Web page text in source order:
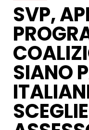
SVP,
SIANO